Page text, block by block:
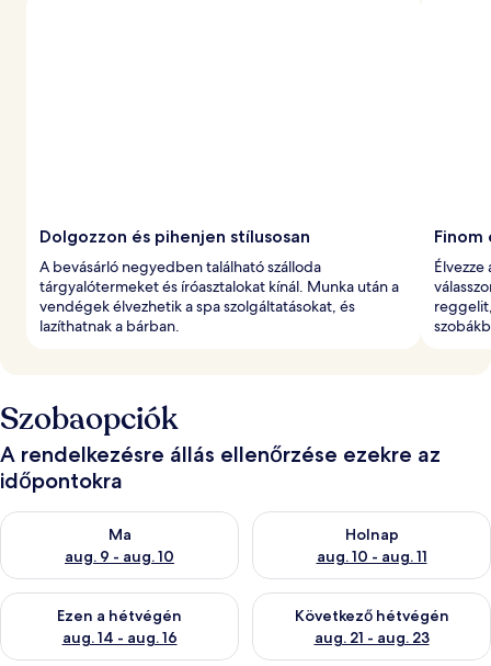
Dolgozzon és pihenjen stílusosan
A bevásárló negyedben található szálloda
tárgyalótermeket és íróasztalokat kínál. Munka után a
vendégek élvezhetik a spa szolgáltatásokat, és
lazíthatnak a bárban.
Finom
Szobaopciók
A rendelkezésre állás ellenőrzése ezekre az
időpontokra
Ma
aug. 9 - aug. 10
A ma esti rendelkezésre állás ellenőrzése: aug. 9 - aug. 10
Holnap
aug. 10 - aug. 11
A holnapi rendelkezésre állás
Ezen a hétvégén
aug. 14 - aug. 16
A mostani hétvégi rendelkezésre állás ellenőrzése: aug. 14 -
Következő hétvégén
aug. 21 - aug. 23
A következő hétvégi